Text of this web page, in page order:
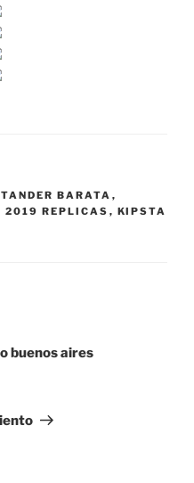
BARATA ,
2019 REPLICAS , KIPSTA
buenos aires